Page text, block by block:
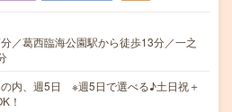
／葛西臨海公園駅から徒歩13分／一之
の内、週5日 ※週5日で選べる♪土日祝＋
！